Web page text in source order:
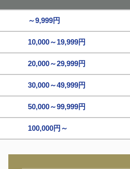
～9,999円
10,000～19,999円
20,000～29,999円
30,000～49,999円
50,000～99,999円
100,000円～